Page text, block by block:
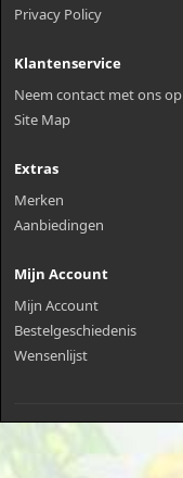
Privacy Policy
Klantenservice
Neem contact met ons op
Site Map
Extras
Merken
Aanbiedingen
Mijn Account
Mijn Account
Bestelgeschiedenis
Wensenlijst